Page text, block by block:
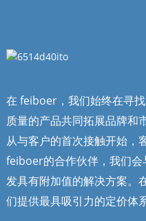
在 feiboer，我们始终在寻
质量的产品共同拓展品牌和市
从与客户的首次接触开始，
feiboer的合作伙伴，我们
发具有附加值的解决方案。
们提供最具吸引力的定价体